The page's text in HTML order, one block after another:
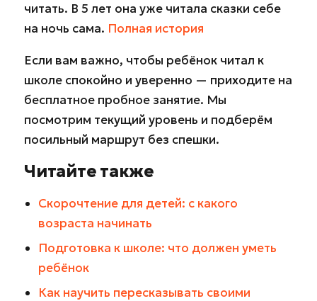
читать. В 5 лет она уже читала сказки себе
на ночь сама. Полная история
Если вам важно, чтобы ребёнок читал к
школе спокойно и уверенно — приходите на
бесплатное пробное занятие. Мы
посмотрим текущий уровень и подберём
посильный маршрут без спешки.
Читайте также
Скорочтение для детей: с какого
возраста начинать
Подготовка к школе: что должен уметь
ребёнок
Как научить пересказывать своими